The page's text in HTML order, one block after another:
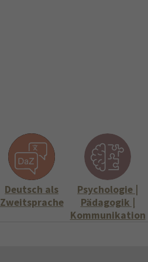
Deutsch als
Zweitsprache
Psychologie |
Pädagogik |
Kommunikation